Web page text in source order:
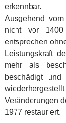
erkennbar.
Ausgehend
nicht vor 1400
entsprechen
Leistungskraft
mehr als
beschädigt
Veränderungen
1977 restauriert.